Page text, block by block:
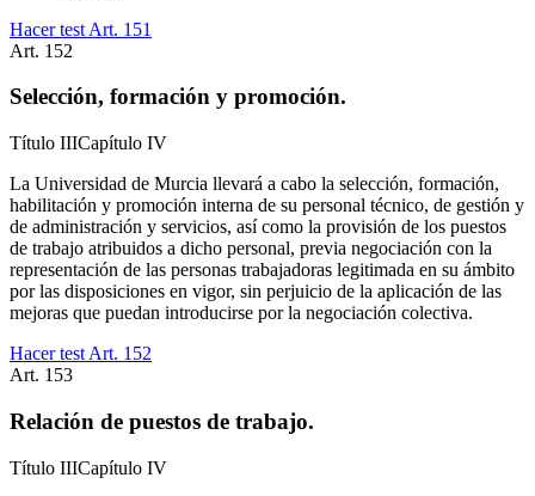
Hacer test Art. 151
Art. 152
Selección, formación y promoción.
Título IIICapítulo IV
La Universidad de Murcia llevará a cabo la selección, formación,
habilitación y promoción interna de su personal técnico, de gestión y
de administración y servicios, así como la provisión de los puestos
de trabajo atribuidos a dicho personal, previa negociación con la
representación de las personas trabajadoras legitimada en su ámbito
por las disposiciones en vigor, sin perjuicio de la aplicación de las
mejoras que puedan introducirse por la negociación colectiva.
Hacer test Art. 152
Art. 153
Relación de puestos de trabajo.
Título IIICapítulo IV